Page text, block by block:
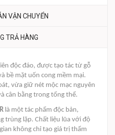
VẬN CHUYỂN
TRẢ HÀNG
độc đáo, được tạo tác từ gỗ
bề mặt uốn cong mềm mại.
vừa giữ nét mộc mạc nguyên
cân bằng trong tổng thể.
là một tác phẩm độc bản,
trùng lặp. Chất liệu lũa với độ
không chỉ tạo giá trị thẩm